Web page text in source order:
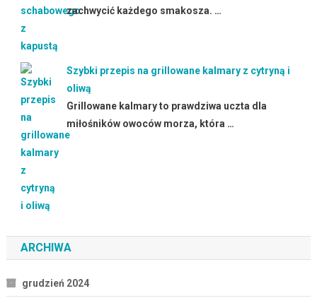
zachwycić każdego smakosza. …
Szybki przepis na grillowane kalmary z cytryną i
oliwą
Grillowane kalmary to prawdziwa uczta dla
miłośników owoców morza, która …
ARCHIWA
grudzień 2024